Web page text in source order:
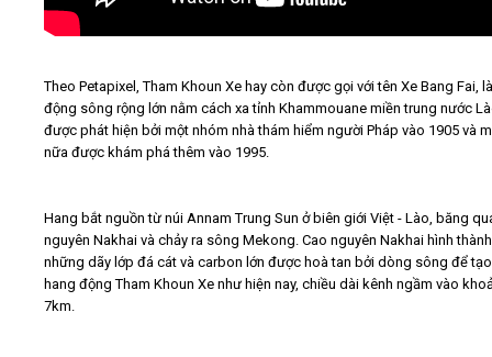
Theo Petapixel, Tham Khoun Xe hay còn được gọi với tên Xe Bang Fai,
động sông rộng lớn nằm cách xa tỉnh Khammouane miền trung nước
được phát hiện bởi một nhóm nhà thám hiểm người Pháp vào 1905 và
nữa được khám phá thêm vào 1995.
Hang bắt nguồn từ núi Annam Trung Sun ở biên giới Việt - Lào, băng
nguyên Nakhai và chảy ra sông Mekong. Cao nguyên Nakhai hình
những dãy lớp đá cát và carbon lớn được hoà tan bởi dòng sông để
hang động Tham Khoun Xe như hiện nay, chiều dài kênh ngầm vào
7km.